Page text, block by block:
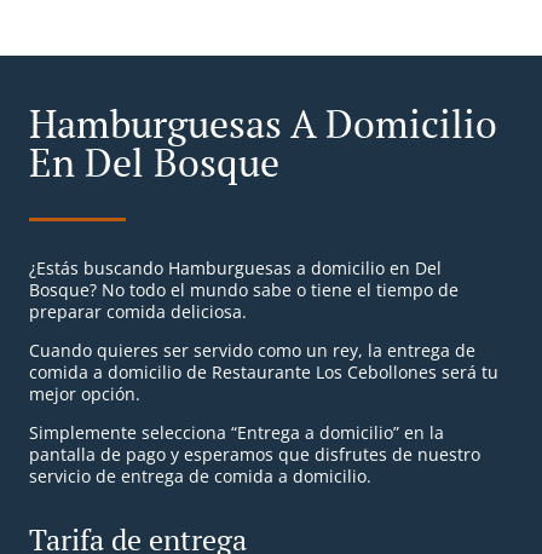
Hamburguesas A Domicilio
En Del Bosque
¿Estás buscando Hamburguesas a domicilio en Del
Bosque? No todo el mundo sabe o tiene el tiempo de
preparar comida deliciosa.
Cuando quieres ser servido como un rey, la entrega de
comida a domicilio de Restaurante Los Cebollones será tu
mejor opción.
Simplemente selecciona “Entrega a domicilio” en la
pantalla de pago y esperamos que disfrutes de nuestro
servicio de entrega de comida a domicilio.
Tarifa de entrega